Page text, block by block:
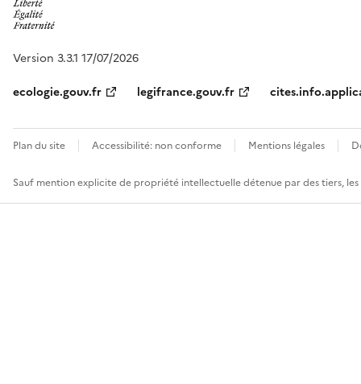
Version 3.3.1 17/07/2026
ecologie.gouv.fr
legifrance.gouv.fr
Plan du site Accessibilité: non conforme Mentions légales
Sauf mention explicite de propriété intellectuelle détenue par des tiers,